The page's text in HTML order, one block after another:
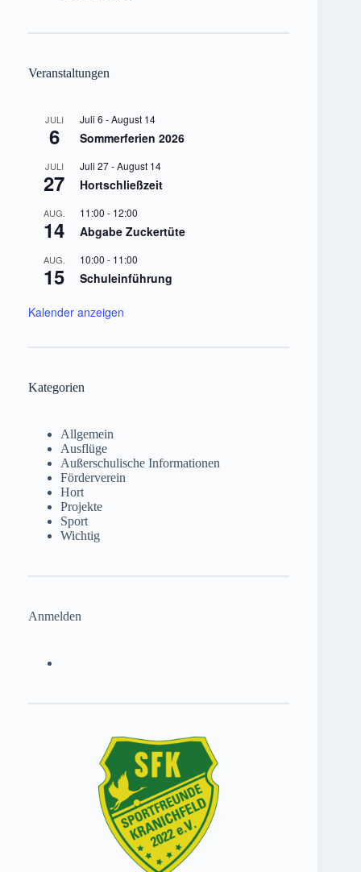
Veranstaltungen
JULI
6
Juli 6 -August 14
Sommerferien 2026
JULI
27
Juli 27-August 14
Hortschließzeit
AUG.
14
11:00 - 12:00
Abgabe Zuckertüte
AUG.
15
10:00 - 11:00
Schuleinführung
Kalender anzeigen
Kategorien
Allgemein
Ausflüge
Außerschulische Informationen
Förderverein
Hort
Projekte
Sport
Wichtig
Anmelden